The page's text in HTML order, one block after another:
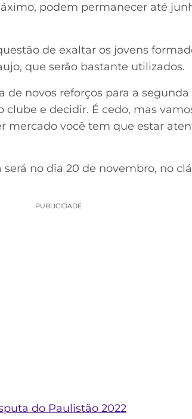
podem permanecer até
de exaltar os jovens
que serão bastante utilizados.
novos reforços para a
clube e decidir. É cedo, mas
mercado você tem que estar
no dia 20 de novembro, no
PUBLICIDADE
do Paulistão 2022